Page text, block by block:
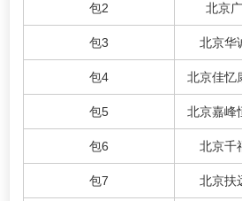
包2 北京
包3 北京华
包4 北京佳忆
包5 北京嘉峰
包6 北京千
包7 北京扶